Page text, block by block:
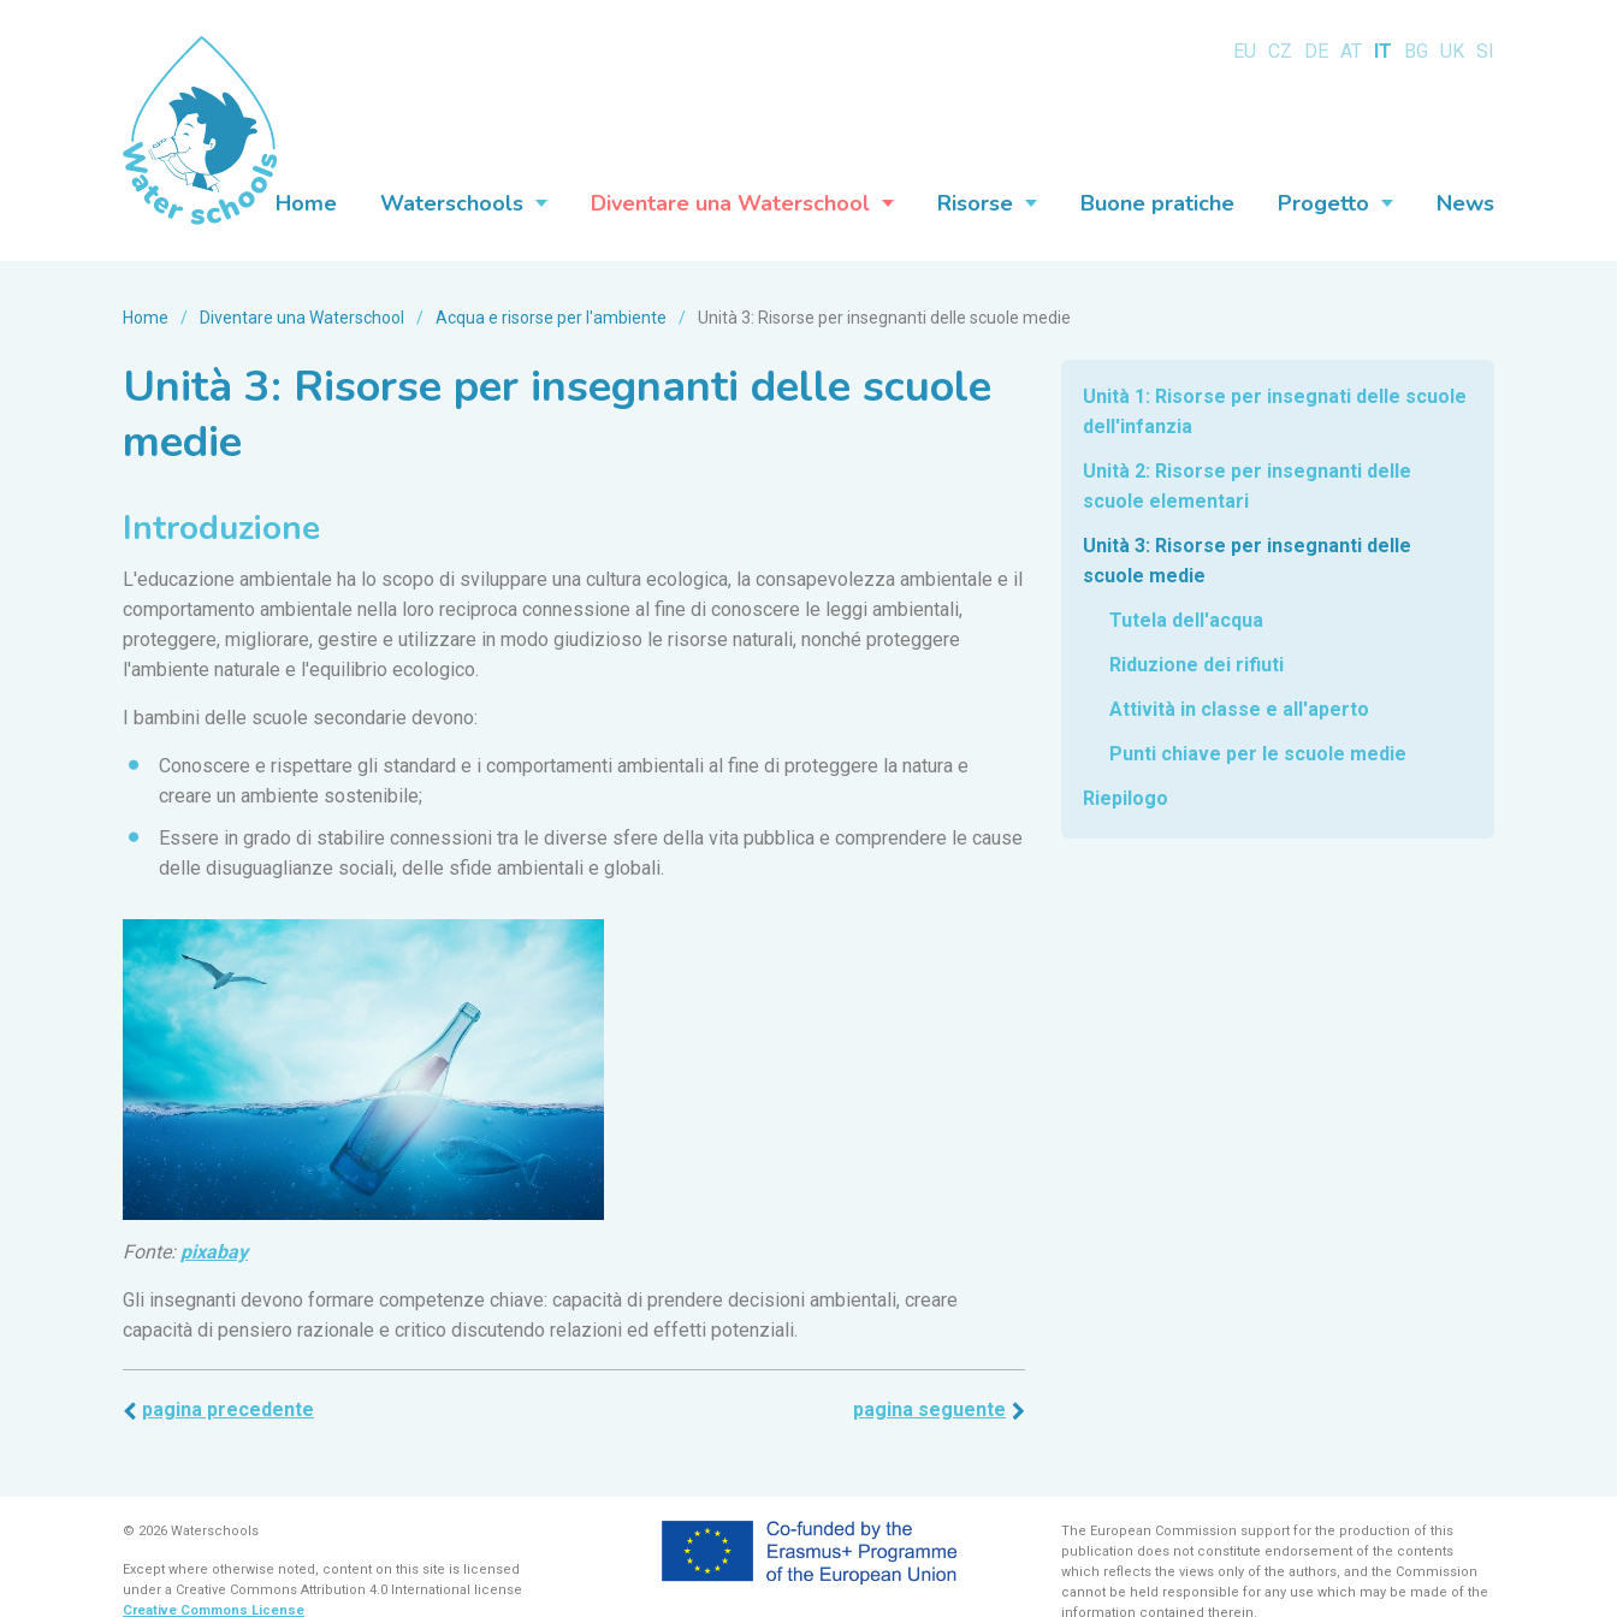
EU CZ DE AT IT BG UK SI
Home Waterschools Diventare una Waterschool Risorse Buone pratiche Progetto News
Home / Diventare una Waterschool / Acqua e risorse per l'ambiente / Unità 3: Risorse per insegnanti delle scuole medie
Unità 3: Risorse per insegnanti delle scuole
medie
Introduzione
L'educazione ambientale ha lo scopo di sviluppare una cultura ecologica, la consapevolezza ambientale e il
comportamento ambientale nella loro reciproca connessione al fine di conoscere le leggi ambientali,
proteggere, migliorare, gestire e utilizzare in modo giudizioso le risorse naturali, nonché proteggere
l'ambiente naturale e l'equilibrio ecologico.
I bambini delle scuole secondarie devono:
Conoscere e rispettare gli standard e i comportamenti ambientali al fine di proteggere la natura e
creare un ambiente sostenibile;
Essere in grado di stabilire connessioni tra le diverse sfere della vita pubblica e comprendere le cause
delle disuguaglianze sociali, delle sfide ambientali e globali.
Fonte: pixabay
Gli insegnanti devono formare competenze chiave: capacità di prendere decisioni ambientali, creare
capacità di pensiero razionale e critico discutendo relazioni ed effetti potenziali.
pagina precedente pagina seguente
Unità 1: Risorse per insegnati delle scuole
dell'infanzia
Unità 2: Risorse per insegnanti delle
scuole elementari
Unità 3: Risorse per insegnanti delle
scuole medie
Tutela dell'acqua
Riduzione dei rifiuti
Attività in classe e all'aperto
Punti chiave per le scuole medie
Riepilogo
© 2026 Waterschools
Except where otherwise noted, content on this site is licensed
under a Creative Commons Attribution 4.0 International license
Creative Commons License
The European Commission support for the production of this
publication does not constitute endorsement of the contents
which reflects the views only of the authors, and the Commission
cannot be held responsi­ble for any use which may be made of the
information contained therein.